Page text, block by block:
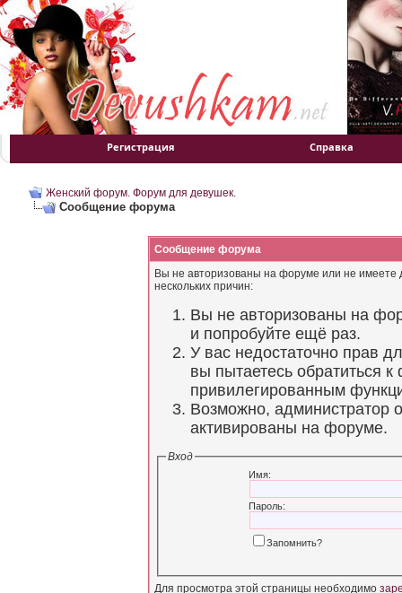
Регистрация Справка
Женский форум. Форум для девушек.
Сообщение форума
Сообщение форума
Вы не авторизованы на форуме или не имеете
нескольких причин:
Вы не авторизованы на
и попробуйте ещё раз.
У вас недостаточно прав
вы пытаетесь обратиться
привилегированным
Возможно, администратор
активированы на форуме.
Вход
Имя:
Пароль:
Запомнить?
Для просмотра этой страницы необходимо